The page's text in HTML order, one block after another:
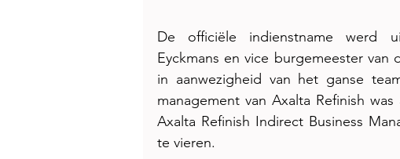
De officiële indienstname werd
Eyckmans en vice burgemeester
in aanwezigheid van het ganse
management van Axalta Refinish
Axalta Refinish Indirect Business
te vieren.